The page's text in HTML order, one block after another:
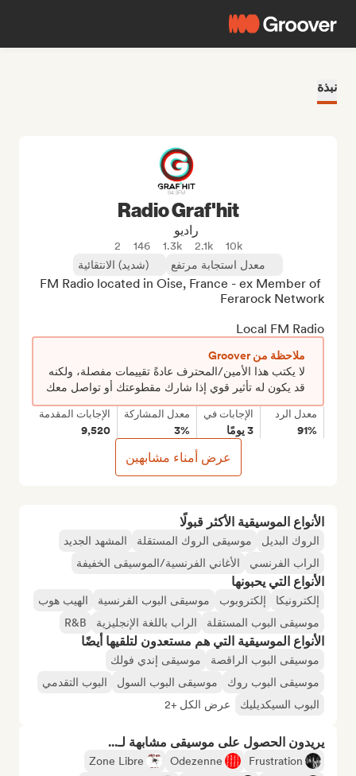
نبذة
الأنواع الموسيقية الأكثر قبولًا
الروك البديل موسيقى الروك المستقلة
المشهد الجديد
الراب الفرنسي
الأغاني الفرنسية/الموسيقى الخفيفة
الأنواع التي يحبونها
إلكترونيكا إلكتروبوب موسيقى البوب الفرنسية
الهيب هوب
موسيقى البوب المستقلة
الراب باللغة الإنجليزية R&B
الأنواع الموسيقية التي هم مستعدون لتلقيها أيضًا
موسيقى البوب الراقصة
موسيقى إندي فولك
موسيقى البوب روك
موسيقى البوب السول
البوب التقدمي
البوب السيكديليك
عرض الكل +2
يريدون الحصول على موسيقى مشابهة لـ...
Frustration
Odezenne
Zone Libre
Radio Graf'hit
راديو
10k
2.1k
1.3k
146
2
معدل استجابة مرتفع
(شديد) الانتقائية
FM Radio located in Oise, France - ex Member of
Local FM Radio
ملاحظة من Groover
لا يكتب هذا الأمين/المحترف عادةً تقييمات مفصلة، ولكنه
قد يكون له تأثير قوي إذا شارك مقطوعتك أو تواصل معك
معدل الرد
91%
الإجابات في
3 يومًا
معدل المشاركة
3%
الإجابات المقدمة
9,520
عرض أمناء مشابهين